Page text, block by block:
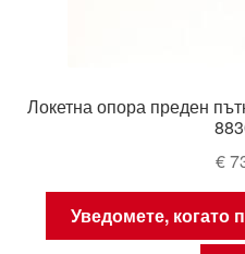
Локетна опора преден
€
Уведомете, когато